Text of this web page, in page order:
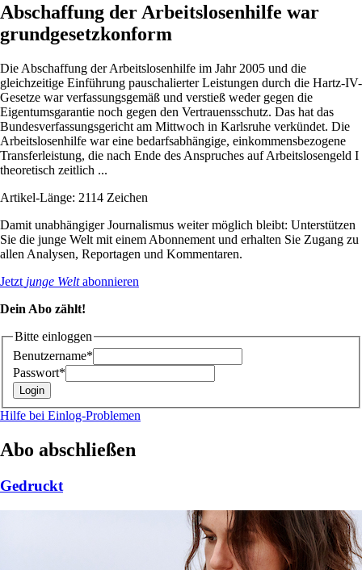
Abschaffung der Arbeitslosenhilfe war
grundgesetzkonform
Die Abschaffung der Arbeitslosenhilfe im Jahr 2005 und die
gleichzeitige Einführung pauschalierter Leistungen durch die Hartz-IV-
Gesetze war verfassungsgemäß und verstieß weder gegen die
Eigentumsgarantie noch gegen den Vertrauensschutz. Das hat das
Bundesverfassungsgericht am Mittwoch in Karlsruhe verkündet. Die
Arbeitslosenhilfe war eine bedarfsabhängige, einkommensbezogene
Transferleistung, die nach Ende des Anspruches auf Arbeitslosengeld I
theoretisch zeitlich ...
Artikel-Länge: 2114 Zeichen
Damit unabhängiger Journalismus weiter möglich bleibt: Unterstützen
Sie die junge Welt mit einem Abonnement und erhalten Sie Zugang zu
allen Analysen, Reportagen und Kommentaren.
Jetzt junge Weltabonnieren
Dein Abo zählt!
Bitte einloggen
Benutzername*
Passwort*
Hilfe bei Einlog-Problemen
Abo abschließen
Gedruckt